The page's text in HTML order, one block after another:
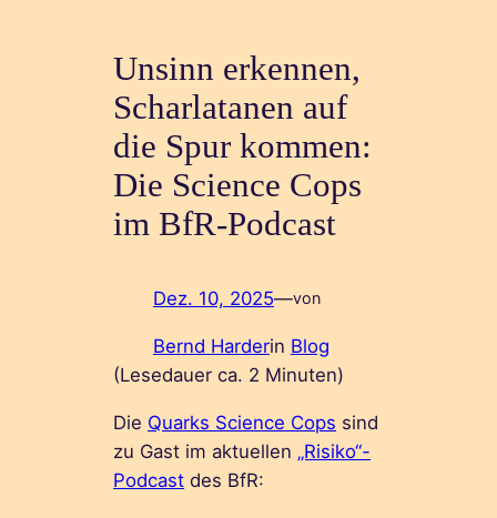
Unsinn erkennen,
Scharlatanen auf
die Spur kommen:
Die Science Cops
im BfR-Podcast
Dez. 10, 2025—von
Bernd Harderin Blog
(Lesedauer ca. 2 Minuten)
Die Quarks Science Cops sind
zu Gast im aktuellen „Risiko“-
Podcast des BfR: